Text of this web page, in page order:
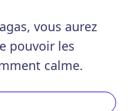
vous aurez
pouvoir les
calme.